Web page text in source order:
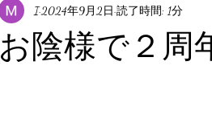
お陰様で２周
I2024年9月2日 読了時間: 1分